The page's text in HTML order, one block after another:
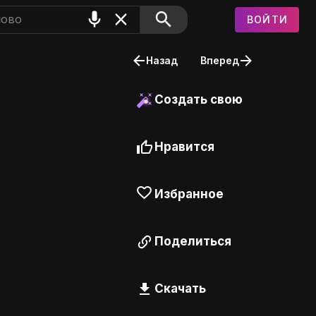
ВОЙТИ
Назад Вперед
Создать свою
Нравится
Избранное
Поделиться
Скачать